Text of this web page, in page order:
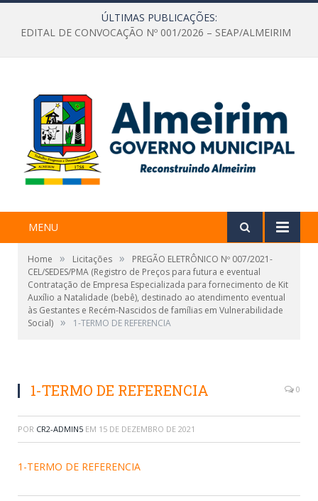
ÚLTIMAS PUBLICAÇÕES:
EDITAL DE CONVOCAÇÃO Nº 001/2026 – SEAP/ALMEIRIM
MENU
Home » Licitações »
PREGÃO ELETRÔNICO Nº 007/2021-
CEL/SEDES/PMA (Registro de Preços para futura e eventual
Contratação de Empresa Especializada para fornecimento de Kit
Auxílio a Natalidade (bebê), destinado ao atendimento eventual
às Gestantes e Recém-Nascidos de famílias em Vulnerabilidade
Social) » 1-TERMO DE REFERENCIA
1-TERMO DE REFERENCIA 0
POR CR2-ADMIN5 EM 15 DE DEZEMBRO DE 2021
1-TERMO DE REFERENCIA